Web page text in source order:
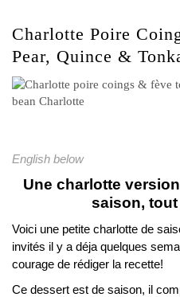
Charlotte Poire
Pear, Quince &
English below
Une charlotte
saison,
Voici une petite charlotte de
invités il y a déja quelques
courage de rédiger la recette!
Ce dessert est de saison, il